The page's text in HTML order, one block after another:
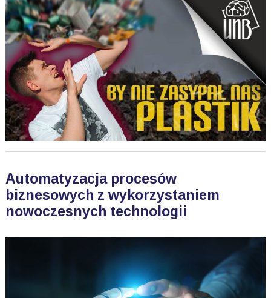
Automatyzacja procesów
biznesowych z wykorzystaniem
nowoczesnych technologii